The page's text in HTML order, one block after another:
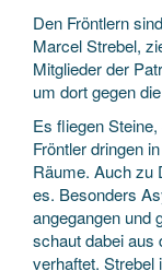
Den Fröntlern
Marcel Strebel,
Mitglieder der
um dort gegen
Es fliegen
Fröntler dringen
Räume. Auch zu
es. Besonders
angegangen und
schaut dabei aus
verhaftet. Strebel